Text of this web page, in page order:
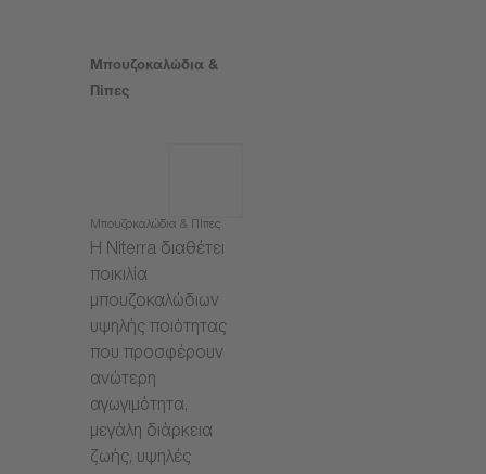
Μπουζοκαλώδια &
Πίπες
Μπουζοκαλώδια & Πίπες
Η Niterra διαθέτει
ποικιλία
μπουζοκαλώδιων
υψηλής ποιότητας
που προσφέρουν
ανώτερη
αγωγιμότητα,
μεγάλη διάρκεια
ζωής, υψηλές